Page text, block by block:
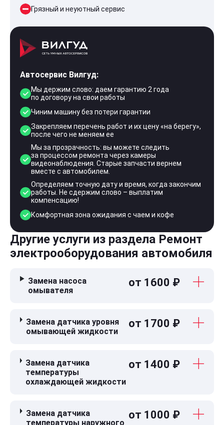
Грязный и неуютный сервис
Автосервис Вилгуд:
Мы держим слово: даем гарантию 2 года
по договору на свои работы
Чиним машину без потери гарантии
Закрепляем перечень работ и их цену «на берегу»,
после чего не меняем ее
Мы за прозрачность: вы можете следить
за процессом ремонта через камеры
видеонаблюдения. Старые запчасти вернем
вместе с автомобилем.
Определяем точную дату и время, когда закончим
работы. Не сдержим слово – выплатим
компенсацию!
Комфортная зона ожидания с чаем и кофе
Другие услуги из раздела Ремонт
электрооборудования автомобиля
Замена насоса
омывателя
от 1600 ₽
Замена датчика уровня
омывающей жидкости
от 1700 ₽
Замена датчика
температуры
охлаждающей жидкости
от 1400 ₽
Замена датчика
температуры наружного
от 1000 ₽